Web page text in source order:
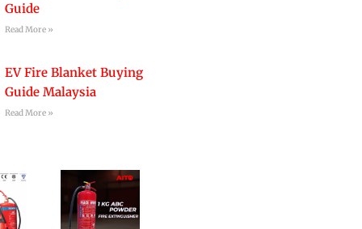
Guide
Read More »
EV Fire Blanket Buying
Guide Malaysia
Read More »